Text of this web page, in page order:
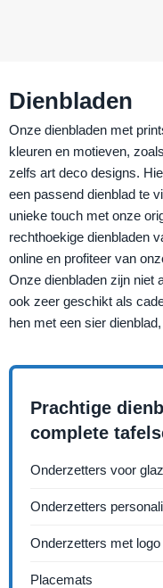
Dienbladen
Onze dienbladen met
kleuren en motieven,
zelfs art deco designs.
een passend dienblad te
unieke touch met onze
rechthoekige dienbladen
online en profiteer van
Onze dienbladen zijn niet
ook zeer geschikt als
hen met een sier
Prachtige
complete
Onderzetters voor
Onderzetters
Onderzetters met logo
Placemats